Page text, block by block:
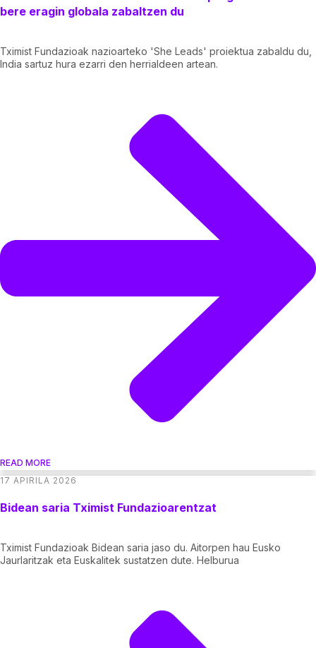
bere eragin globala zabaltzen du
Tximist Fundazioak nazioarteko 'She Leads' proiektua zabaldu du,
India sartuz hura ezarri den herrialdeen artean.
READ MORE
17 APIRILA 2026
Bidean saria Tximist Fundazioarentzat
Tximist Fundazioak Bidean saria jaso du. Aitorpen hau Eusko
Jaurlaritzak eta Euskalitek sustatzen dute. Helburua